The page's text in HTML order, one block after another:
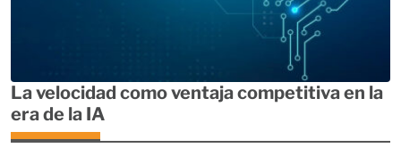
La velocidad como ventaja competitiva en la
era de la IA